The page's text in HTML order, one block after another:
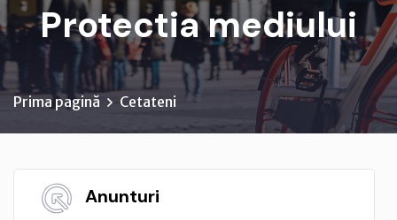
Protectia mediului
Prima pagină Cetateni
Anunturi